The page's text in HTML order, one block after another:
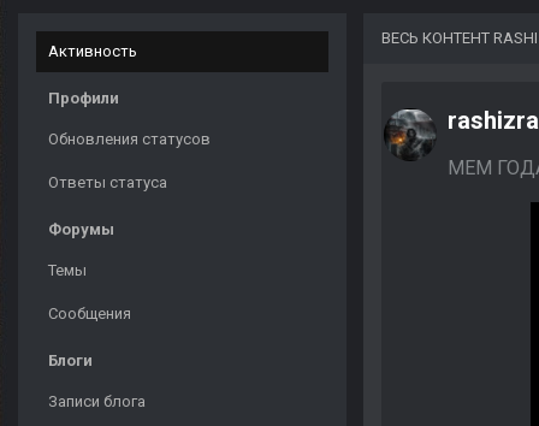
Активность
Профили
Обновления статусов
Ответы статуса
Форумы
Темы
Сообщения
Блоги
Записи блога
ВЕСЬ КОНТЕНТ
МЕМ